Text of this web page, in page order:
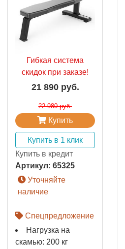
Гибкая система
скидок при заказе!
21 890 руб.
22 980 руб.
Купить
Купить в 1 клик
Купить в кредит
Артикул: 65325
Уточняйте
наличие
Спецпредложение
Нагрузка на
скамью: 200 кг